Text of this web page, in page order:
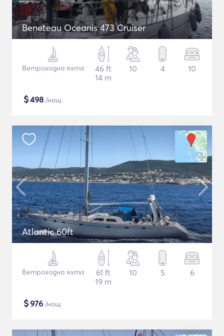
Beneteau Oceanis 473 Cruiser
Ветроходна яхта
46 ft
14 m
10 4 10
$498 /нощ
Atlantic 60ft
Ветроходна яхта
61 ft
19 m
10 5 6
$976 /нощ